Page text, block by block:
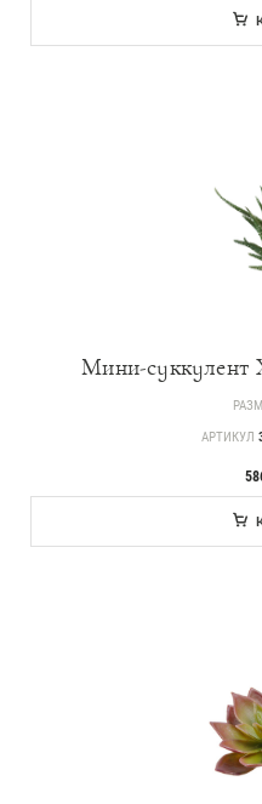
Мини-суккулент
АРТИКУЛ